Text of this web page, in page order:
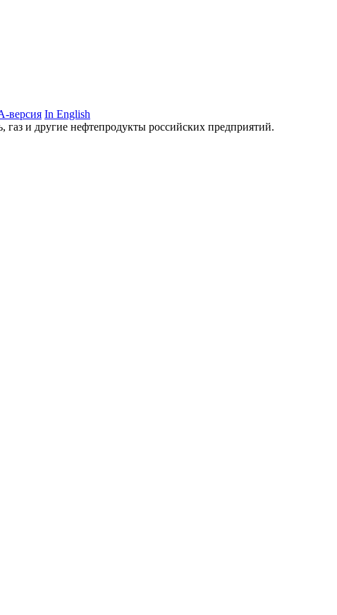
версия In English
и другие нефтепродукты российских предприятий.